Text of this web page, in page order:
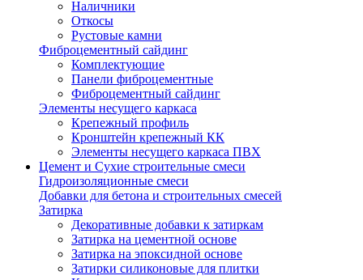
Наличники
Откосы
Рустовые камни
Фиброцементный сайдинг
Комплектующие
Панели фиброцементные
Фиброцементный сайдинг
Элементы несущего каркаса
Крепежный профиль
Кронштейн крепежный КК
Элементы несущего каркаса ПВХ
Цемент и Сухие строительные смеси
Гидроизоляционные смеси
Добавки для бетона и строительных смесей
Затирка
Декоративные добавки к затиркам
Затирка на цементной основе
Затирка на эпоксидной основе
Затирки силиконовые для плитки